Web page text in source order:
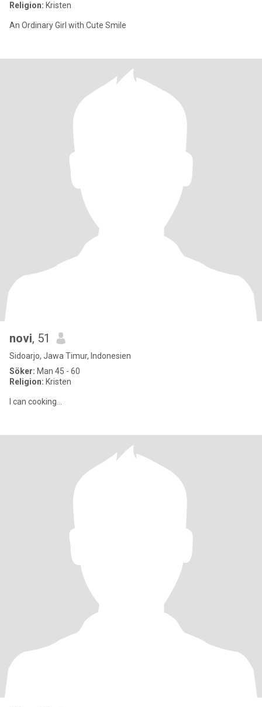
Religion: Kristen
An Ordinary Girl with Cute Smile
novi, 51
Sidoarjo, Jawa Timur, Indonesien
Söker: Man 45 - 60
Religion: Kristen
I can cooking...